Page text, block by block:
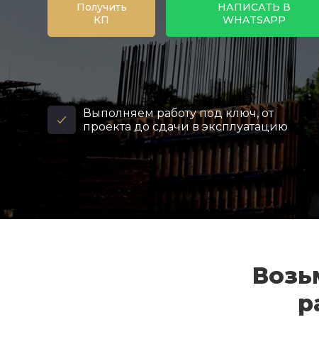
Получить
КП
НАПИСАТЬ В
WHATSAPP
Выполняем работу под ключ, от
проекта до сдачи в эксплуатацию